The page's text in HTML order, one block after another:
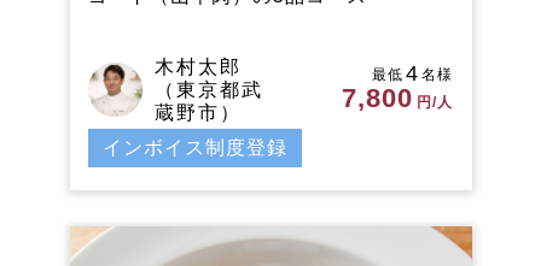
木村太郎
（東京都武
蔵野市）
最低 4 名様
7,800 円/人
インボイス制度登録